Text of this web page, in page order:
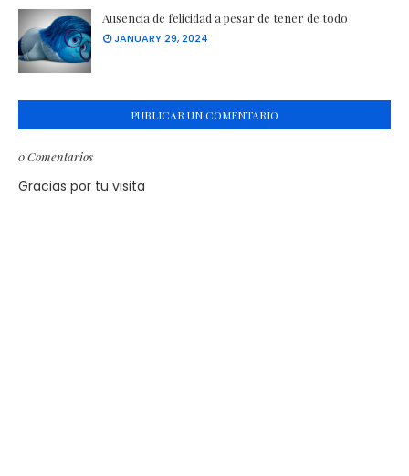
Ausencia de felicidad a pesar de tener de todo
JANUARY 29, 2024
PUBLICAR UN COMENTARIO
0 Comentarios
Gracias por tu visita